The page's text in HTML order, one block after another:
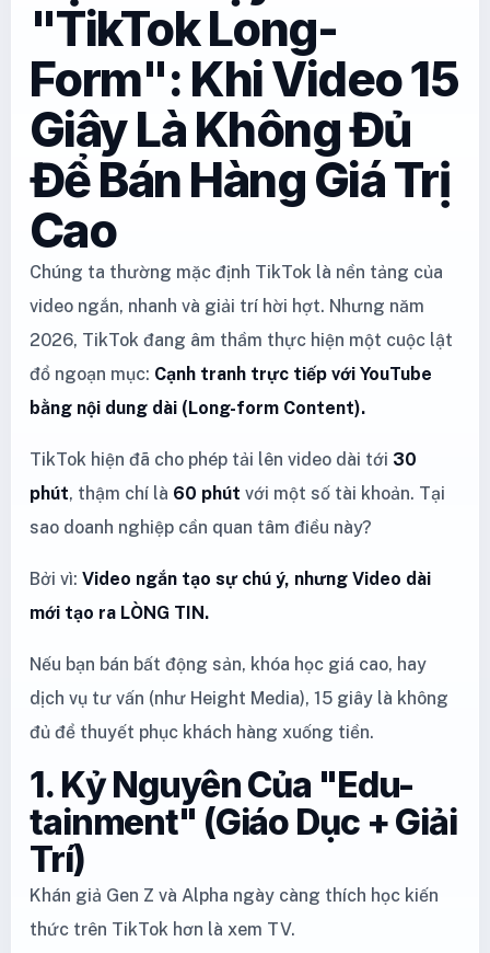
"TikTok Long-
Form": Khi Video 15
Giây Là Không Đủ
Để Bán Hàng Giá Trị
Cao
Chúng ta thường mặc định TikTok là nền tảng của
video ngắn, nhanh và giải trí hời hợt. Nhưng năm
2026, TikTok đang âm thầm thực hiện một cuộc lật
đổ ngoạn mục: Cạnh tranh trực tiếp với YouTube
bằng nội dung dài (Long-form Content).
TikTok hiện đã cho phép tải lên video dài tới 30
phút, thậm chí là 60 phút với một số tài khoản. Tại
sao doanh nghiệp cần quan tâm điều này?
Bởi vì: Video ngắn tạo sự chú ý, nhưng Video dài
mới tạo ra LÒNG TIN.
Nếu bạn bán bất động sản, khóa học giá cao, hay
dịch vụ tư vấn (như Height Media), 15 giây là không
đủ để thuyết phục khách hàng xuống tiền.
1. Kỷ Nguyên Của "Edu-
tainment" (Giáo Dục + Giải
Trí)
Khán giả Gen Z và Alpha ngày càng thích học kiến
thức trên TikTok hơn là xem TV.